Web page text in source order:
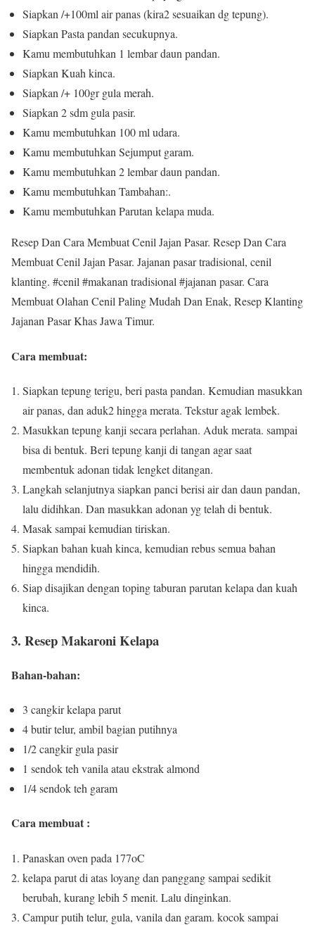
Siapkan /+100ml air panas (kira2 sesuaikan dg tepung).
Siapkan Pasta pandan secukupnya.
Kamu membutuhkan 1 lembar daun pandan.
Siapkan Kuah kinca.
Siapkan /+ 100gr gula merah.
Siapkan 2 sdm gula pasir.
Kamu membutuhkan 100 ml udara.
Kamu membutuhkan Sejumput garam.
Kamu membutuhkan 2 lembar daun pandan.
Kamu membutuhkan Tambahan:.
Kamu membutuhkan Parutan kelapa muda.
Resep Dan Cara Membuat Cenil Jajan Pasar. Resep Dan Cara
Membuat Cenil Jajan Pasar. Jajanan pasar tradisional, cenil
klanting. #cenil #makanan tradisional #jajanan pasar. Cara
Membuat Olahan Cenil Paling Mudah Dan Enak, Resep Klanting
Jajanan Pasar Khas Jawa Timur.
Cara membuat:
Siapkan tepung terigu, beri pasta pandan. Kemudian masukkan
air panas, dan aduk2 hingga merata. Tekstur agak lembek.
Masukkan tepung kanji secara perlahan. Aduk merata. sampai
bisa di bentuk. Beri tepung kanji di tangan agar saat
membentuk adonan tidak lengket ditangan.
Langkah selanjutnya siapkan panci berisi air dan daun pandan,
lalu didihkan. Dan masukkan adonan yg telah di bentuk.
Masak sampai kemudian tiriskan.
Siapkan bahan kuah kinca, kemudian rebus semua bahan
hingga mendidih.
Siap disajikan dengan toping taburan parutan kelapa dan kuah
kinca.
3. Resep Makaroni Kelapa
Bahan-bahan:
3 cangkir kelapa parut
4 butir telur, ambil bagian putihnya
1/2 cangkir gula pasir
1 sendok teh vanila atau ekstrak almond
1/4 sendok teh garam
Cara membuat :
Panaskan oven pada 177oC
kelapa parut di atas loyang dan panggang sampai sedikit
berubah, kurang lebih 5 menit. Lalu dinginkan.
Campur putih telur, gula, vanila dan garam. kocok sampai